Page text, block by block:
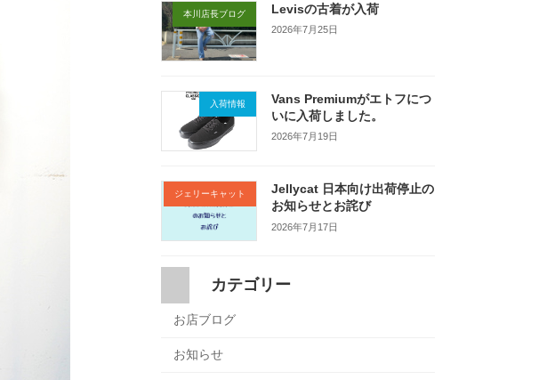
本川店長ブログ Levisの古着が入荷
2026年7月25日
入荷情報
Vans Premiumがエトフにつ
いに入荷しました。
2026年7月19日
ジェリーキャット
Jellycat 日本向け出荷停止の
お知らせとお詫び
2026年7月17日
カテゴリー
お店ブログ
お知らせ